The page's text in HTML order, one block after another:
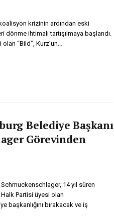
krizinin ardından eski
dönme ihtimali tartışılmaya başlandı.
“Bild”, Kurz’un…
Belediye Başkanı
Görevinden
14 yıl süren
Halk Partisi üyesi olan
başkanlığını bırakacak ve iş